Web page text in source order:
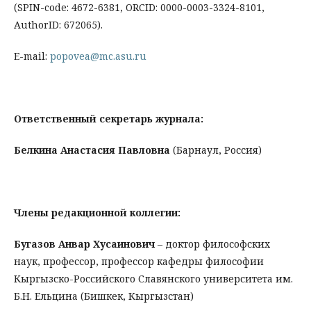
(SPIN-code: 4672-6381, ORCID: 0000-0003-3324-8101,
AuthorID: 672065).
E-mail: popovea@mc.asu.ru
Ответственный секретарь журнала:
Белкина Анастасия Павловна (Барнаул, Россия)
Члены редакционной коллегии:
Бугазов Анвар Хусаинович – доктор философских
наук, профессор, профессор кафедры философии
Кыргызско-Российского Славянского университета им.
Б.Н. Ельцина (Бишкек, Кыргызстан)